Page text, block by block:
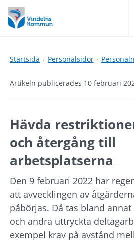
Hoppa
till
innehåll
Hoppa
till
undermeny
Startsida Personalsidor
Artikeln publicerades 10 februari
Hävda
och återgång till
arbetsplatserna
Den 9 februari 2022 har
att avvecklingen av
påbörjas. Då tas bland
och andra uttryckta
exempel krav på avstånd